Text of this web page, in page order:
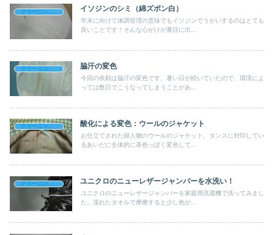
イソジンのシミ（綿ズボン白）
年末に向けて体調管理の意味でもイソジンでうがいするのはとても
良いことです！そんな心がけが裏目に出...
クリーニングライフのブログ 脇汗の変色
今回の依頼は脇汗の変色です。暑い日が続いていたので、環境によ
っては数日でこうなってしまうことがあ...
クリーニングライフのブログ 酸化による変色：ウールのジャケット
お仕立てされた婦人物のウールのジャケット。タンスに封印してい
るあいだに全体的に茶色っぽく変色して...
クリーニングライフのブログ ユニクロのニューレザージャンバーを水洗い！
ユニクロのニューレザージャンバーを家庭用洗濯機で洗ってみまし
た。濡れたタオルで摩擦すると少し色が...